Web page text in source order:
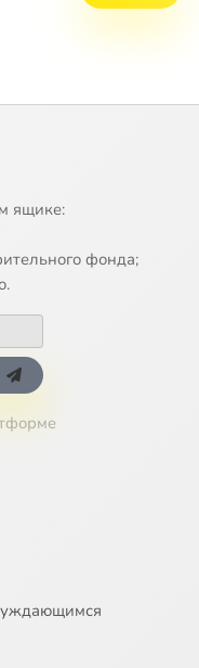
ящике:
фонда;